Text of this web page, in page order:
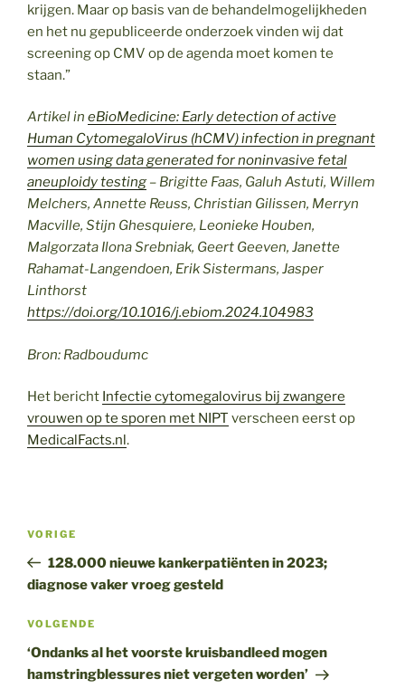
krijgen. Maar op basis van de behandelmogelijkheden
en het nu gepubliceerde onderzoek vinden wij dat
screening op CMV op de agenda moet komen te
staan.”
Artikel in eBioMedicine: Early detection of active
Human CytomegaloVirus (hCMV) infection in pregnant
women using data generated for noninvasive fetal
aneuploidy testing – Brigitte Faas, Galuh Astuti, Willem
Melchers, Annette Reuss, Christian Gilissen, Merryn
Macville, Stijn Ghesquiere, Leonieke Houben,
Malgorzata Ilona Srebniak, Geert Geeven, Janette
Rahamat-Langendoen, Erik Sistermans, Jasper
Linthorst
https://doi.org/10.1016/j.ebiom.2024.104983
Bron: Radboudumc
Het bericht Infectie cytomegalovirus bij zwangere
vrouwen op te sporen met NIPT verscheen eerst op
MedicalFacts.nl.
Vorig
bericht
VORIGE
128.000 nieuwe kankerpatiënten in 2023;
diagnose vaker vroeg gesteld
Volgend
bericht
VOLGENDE
‘Ondanks al het voorste kruisbandleed mogen
hamstringblessures niet vergeten worden’